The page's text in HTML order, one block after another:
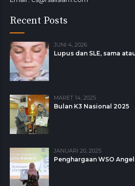
Recent Posts
JUNI 4, 2026
Lupus dan SLE, sama
MARET 14, 2025
Bulan K3 Nasional 2025
JANUARI 20, 2025
Penghargaan WSO